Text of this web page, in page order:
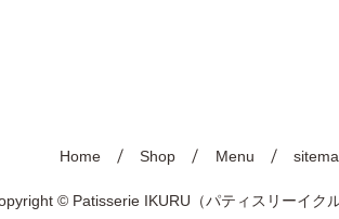
Home Shop Menu
© Patisserie IKURU（パティスリーイク